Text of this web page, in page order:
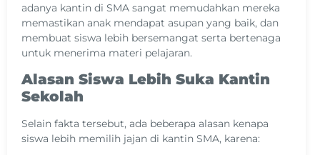
adanya kantin di SMA sangat memudahkan mereka
memastikan anak mendapat asupan yang baik, dan
membuat siswa lebih bersemangat serta bertenaga
untuk menerima materi pelajaran.
Alasan Siswa Lebih Suka Kantin
Sekolah
Selain fakta tersebut, ada beberapa alasan kenapa
siswa lebih memilih jajan di kantin SMA, karena: